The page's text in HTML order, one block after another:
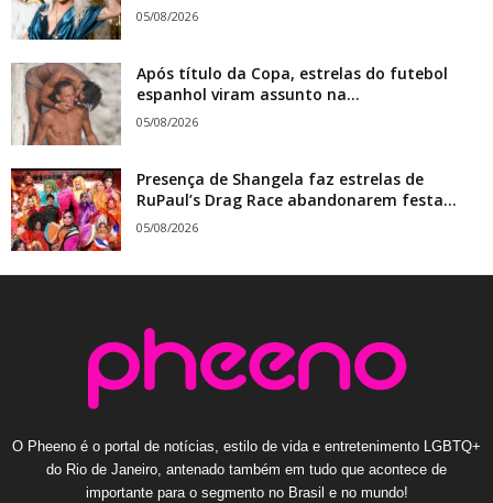
05/08/2026
Após título da Copa, estrelas do futebol
espanhol viram assunto na...
05/08/2026
Presença de Shangela faz estrelas de
RuPaul’s Drag Race abandonarem festa...
05/08/2026
O Pheeno é o portal de notícias, estilo de vida e entretenimento LGBTQ+
do Rio de Janeiro, antenado também em tudo que acontece de
importante para o segmento no Brasil e no mundo!